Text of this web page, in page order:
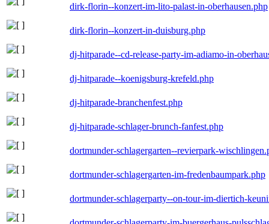
dirk-florin--konzert-im-lito-palast-in-oberhausen.php
dirk-florin--konzert-in-duisburg.php
dj-hitparade--cd-release-party-im-adiamo-in-
dj-hitparade--koenigsburg-krefeld.php
dj-hitparade-branchenfest.php
dj-hitparade-schlager-brunch-fanfest.php
dortmunder-schlagergarten--revierpark-
dortmunder-schlagergarten-im-fredenbaumpark.php
dortmunder-schlagerparty--on-tour-im-diertich-